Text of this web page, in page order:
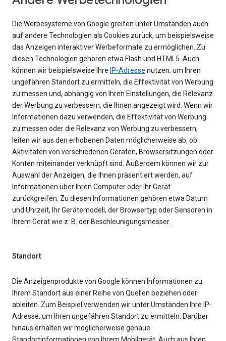
Die Werbesysteme von Google greifen unter Umständen auch
auf andere Technologien als Cookies zurück, um beispielsweise
das Anzeigen interaktiver Werbeformate zu ermöglichen. Zu
diesen Technologien gehören etwa Flash und HTML5. Auch
können wir beispielsweise Ihre IP-Adresse nutzen, um Ihren
ungefähren Standort zu ermitteln, die Effektivität von Werbung
zu messen und, abhängig von Ihren Einstellungen, die Relevanz
der Werbung zu verbessern, die Ihnen angezeigt wird. Wenn wir
Informationen dazu verwenden, die Effektivität von Werbung
zu messen oder die Relevanz von Werbung zu verbessern,
leiten wir aus den erhobenen Daten möglicherweise ab, ob
Aktivitäten von verschiedenen Geräten, Browsersitzungen oder
Konten miteinander verknüpft sind. Außerdem können wir zur
Auswahl der Anzeigen, die Ihnen präsentiert werden, auf
Informationen über Ihren Computer oder Ihr Gerät
zurückgreifen. Zu diesen Informationen gehören etwa Datum
und Uhrzeit, Ihr Gerätemodell, der Browsertyp oder Sensoren in
Ihrem Gerät wie z. B. der Beschleunigungsmesser.
Standort
Die Anzeigenprodukte von Google können Informationen zu
Ihrem Standort aus einer Reihe von Quellen beziehen oder
ableiten. Zum Beispiel verwenden wir unter Umständen Ihre IP-
Adresse, um Ihren ungefähren Standort zu ermitteln. Darüber
hinaus erhalten wir möglicherweise genaue